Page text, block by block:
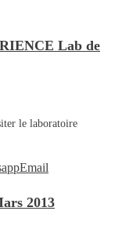
Lab de
le laboratoire
Email
2013